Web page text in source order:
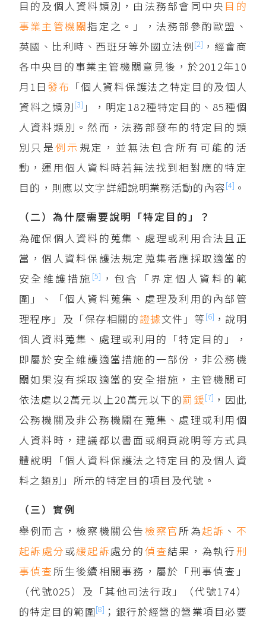
目的及個人資料類別，由法務部會同中央 目的
事業主管機關指定之。」，法務部參酌歐盟、
英國、比利時、西班牙等外國立法例[2] ，經會商
各中央目的事業主管機關意見後，於2012年10
月1日 發布 「個人資料保護法之特定目的及個人
資料之類別[3] 」，明定182種特定目的、85種個
人資料類別。然而，法務部發布的特定目的類
別只是例示 規定，並無法包含所有可能的活
動，運用個人資料時若無法找到相對應的特定
目的，則應以文字詳細說明業務活動的內容[4] 。
（二）為什麼需要說明「特定目的」？
為確保個人資料的蒐集、處理或利用合法且正
當，個人資料保護法規定蒐集者應採取適當的
安全維護措施 [5] ，包含「界定個人資料的範
圍」、「個人資料蒐集、處理及利用的內部管
理程序」及「保存相關的證據文件」等[6] ，說明
個人資料蒐集、處理或利用的「特定目的」，
即屬於安全維護適當措施的一部份，非公務機
關如果沒有採取適當的安全措施，主管機關可
依法處以2萬元以上20萬元以下的罰鍰[7] ，因此
公務機關及非公務機關在蒐集、處理或利用個
人資料時，建議都以書面或網頁說明等方式具
體說明「個人資料保護法之特定目的及個人資
料之類別」所示的特定目的項目及代號。
（三）實例
舉例而言，檢察機關公告檢察官 所為起訴 、 不
起訴處分或緩起訴處分的偵查結果，為執行刑
事偵查 所生後續相關事務，屬於「刑事偵查」
（代號025）及「其他司法行政」（代號174）
的特定目的範圍[8] ；銀行於經營的營業項目必要